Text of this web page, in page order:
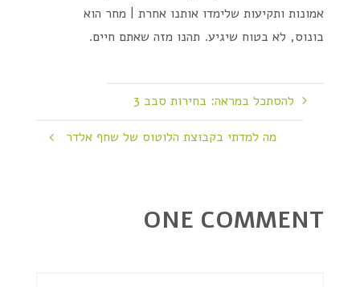
אמונות ותקיעות שלימדו אותנו אחרת | מחר הוא
בונוס, לא בטוח שיגיע. תהנו מזה שאתם חיים.
להסתכל במראה: בחירות סבב 3
מה למדתי בקבוצת הלוטוס של שחף אלדר
ONE COMMENT